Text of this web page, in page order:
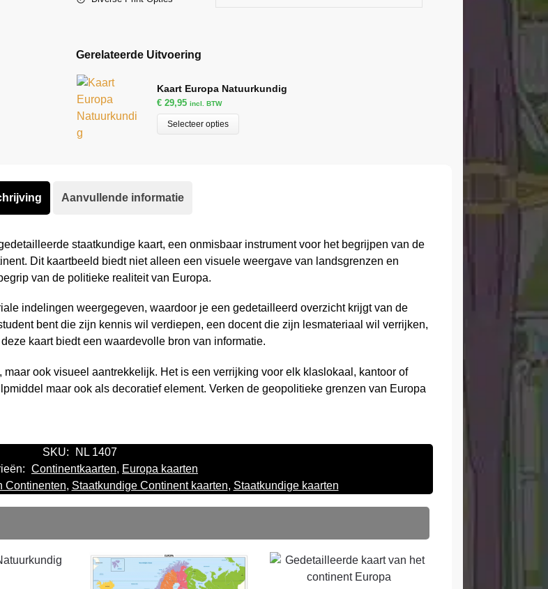
Gerelateerde Uitvoering
Kaart Europa Natuurkundig
€ 29,95 incl. BTW
Selecteer opties
Aanvullende informatie
staatkundige kaart, een onmisbaar instrument voor het begrijpen van de
Dit kaartbeeld biedt niet alleen een visuele weergave van landsgrenzen en
van de politieke realiteit van Europa.
indelingen weergegeven, waardoor je een gedetailleerd overzicht krijgt van de
bent die zijn kennis wil verdiepen, een docent die zijn lesmateriaal wil verrijken,
kaart biedt een waardevolle bron van informatie.
ook visueel aantrekkelijk. Het is een verrijking voor elk klaslokaal, kantoor of
maar ook als decoratief element. Verken de geopolitieke grenzen van Europa
SKU:
NL 1407
Continentkaarten, Europa kaarten
Continenten, Staatkundige Continent kaarten, Staatkundige kaarten